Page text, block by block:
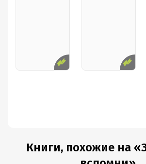
Книги, похожие на